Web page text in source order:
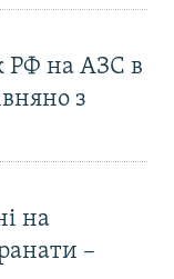
РФ на АЗС в
з
на
–